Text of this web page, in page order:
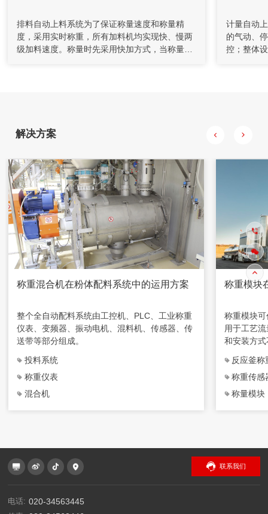
充填机通过螺旋给料机和计量装置送至搅拌桶，通过调节给料
机的转速来控制下料量。水管上装有流量计对水量进行计量，
排料自动上料系统为了保证称量速度和称量精
度，采用实时称重，所有加料机均实现快、慢两
级加料速度。称量时先采用快加方式，当称量值
效。
计量自动
的气动、
控；整体
解决方案
称重混合机在粉体配料系统中的运用方案
整个全自动配料系统由工控机、PLC、工业称重
仪表、变频器、振动电机、混料机、传感器、传
送带等部分组成。
投料系统
称重仪表
混合机
称重模块
称重模块
用于工艺
和安装方
合使用。
反应釜称
称重传感
称量模块
联系我们
电话: 020-34563445